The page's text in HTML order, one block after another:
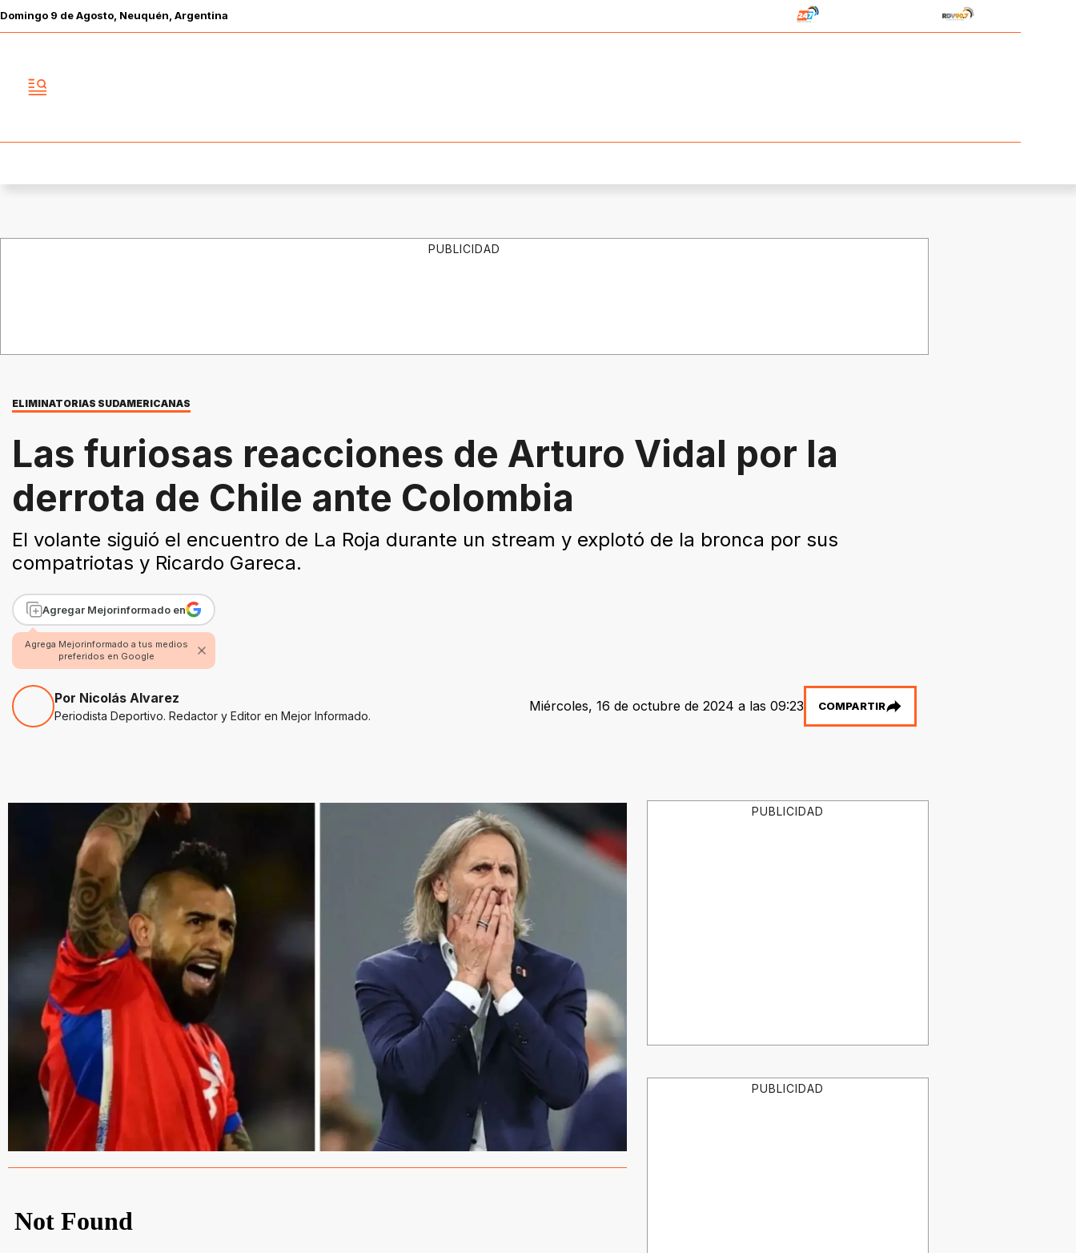
Domingo 9 deAgosto , Neuquén, Argentina
PUBLICIDAD
ELIMINATORIAS SUDAMERICANAS
Las furiosas reacciones de Arturo Vidal por la
derrota de Chile ante Colombia
El volante siguió el encuentro de La Roja durante un stream y explotó de la bronca por sus
compatriotas y Ricardo Gareca.
Agregar Mejorinformado en
Agrega Mejorinformado a tus medios
preferidos en Google
Por Nicolás Alvarez
Periodista Deportivo. Redactor y Editor en Mejor Informado.
Miércoles, 16 de octubre de 2024 a las 09:23 COMPARTIR
PUBLICIDAD
PUBLICIDAD